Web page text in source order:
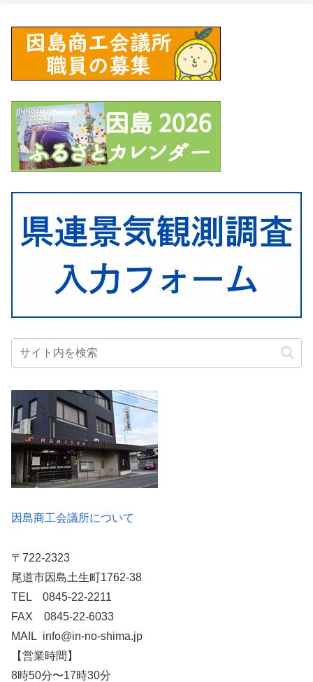
因島商工会議所について
〒722-2323
尾道市因島土生町1762-38
TEL 0845-22-2211
FAX 0845-22-6033
MAIL info@in-no-shima.jp
【営業時間】
8時50分〜17時30分